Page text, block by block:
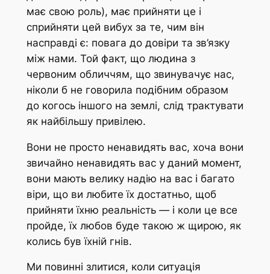
має свою роль), має прийняти це і
сприйняти цей вибух за те, чим він
насправді є: повага до довіри та зв’язку
між нами. Той факт, що людина з
червоним обличчям, що звинувачує нас,
ніколи б не говорила подібним образом
до когось іншого на землі, слід трактувати
як найбільшу привілею.
Вони не просто ненавидять вас, хоча вони
звичайно ненавидять вас у даний момент,
вони мають велику надію на вас і багато
віри, що ви любите їх достатньо, щоб
прийняти їхню реальність — і коли це все
пройде, їх любов буде такою ж щирою, як
колись був їхній гнів.
Ми повинні злитися, коли ситуація